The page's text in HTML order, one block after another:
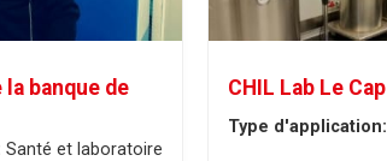
la banque de
Santé et laboratoire
CHIL Lab Le Cap
Type d'application: